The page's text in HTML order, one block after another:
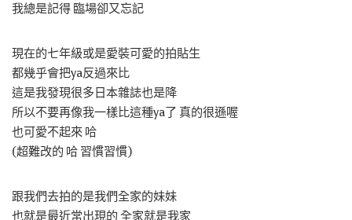
我總是記得 臨場卻又忘記
現在的七年級或是愛裝可愛的拍貼生
都幾乎會把ya反過來比
這是我發現很多日本雜誌也是降
所以不要再像我一樣比這種ya了 真的很遜喔
也可愛不起來 哈
(超難改的 哈 習慣習慣)
跟我們去拍的是我們全家的妹妹
也就是最近常出現的 全家就是我家